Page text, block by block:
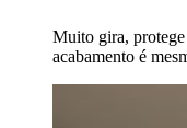
Muito gira,
acabamento é